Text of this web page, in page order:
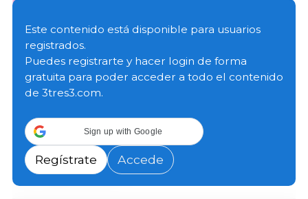
en el País Vasco aumentaron un
toneladas según reflejan los datos
de DATACOMEX elaborados por la
Interprofesional del Porcino de Capa Blanca
Por su parte, las ventas en valor alcanzaron los 14,2
millones de euros, lo que supuso un incremento del
6,4% respecto a 2017.
Este contenido está disponible para usuarios
registrados.
Puedes registrarte y hacer login de forma
gratuita para poder acceder a todo el contenido
de 3tres3.com.
Sign up with Google
Regístrate Accede